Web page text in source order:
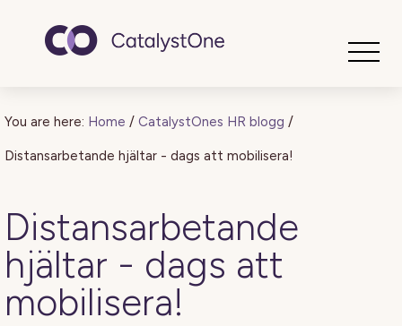
You are here: Home / CatalystOnes HR blogg /
Distansarbetande hjältar - dags att mobilisera!
Distansarbetande
hjältar - dags att
mobilisera!